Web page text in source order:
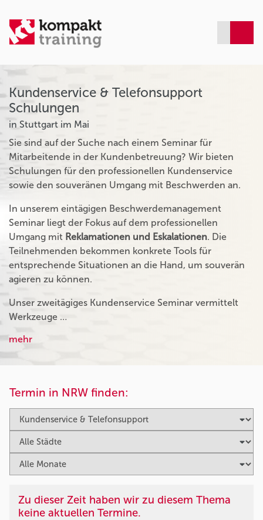
Kundenservice & Telefonsupport
Schulungen
in Stuttgart im Mai
Sie sind auf der Suche nach einem Seminar für
Mitarbeitende in der Kundenbetreuung? Wir bieten
Schulungen für den professionellen Kundenservice
sowie den souveränen Umgang mit Beschwerden an.
In unserem eintägigen Beschwerdemanagement
Seminar liegt der Fokus auf dem professionellen
Umgang mit Reklamationen und Eskalationen. Die
Teilnehmenden bekommen konkrete Tools für
entsprechende Situationen an die Hand, um souverän
agieren zu können.
Unser zweitägiges Kundenservice Seminar vermittelt
Werkzeuge …
mehr
Termin in NRW finden:
Zu dieser Zeit haben wir zu diesem Thema
keine aktuellen Termine.